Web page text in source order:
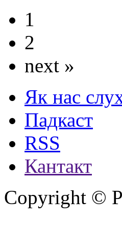
1
2
next »
Як нас
Падкаст
RSS
Кантакт
Copyright ©